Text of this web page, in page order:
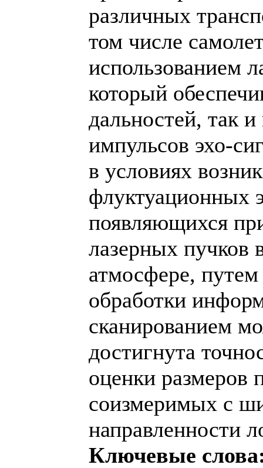
различных
том числе
использованием
который
дальностей, так
импульсов эхо-
в условиях
флуктуационных
появляющихся
лазерных пучков
атмосфере,
обработки
сканированием
достигнута
оценки размеров
соизмеримых с
направленности
Ключевые